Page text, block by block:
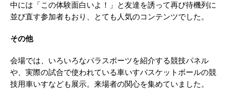
中には「この体験面白いよ！」と友達を誘って再び待機列に
並び直す参加者もおり、とても人気のコンテンツでした。
その他
会場では、いろいろなパラスポーツを紹介する競技パネル
や、実際の試合で使われている車いすバスケットボールの競
技用車いすなども展示。来場者の関心を集めていました。